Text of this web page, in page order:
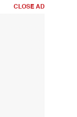
CLOSE AD